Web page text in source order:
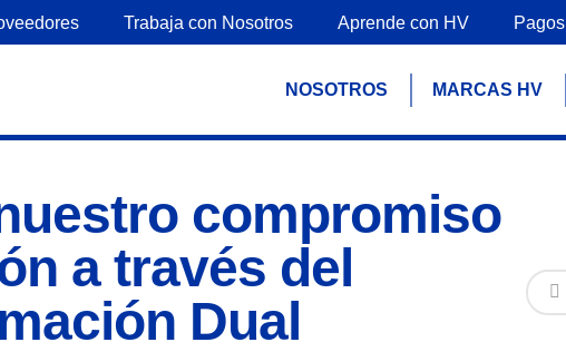
Trabaja con Nosotros Aprende con HV Pagos
NOSOTROS MARCAS HV
compromiso
a través del
Dual